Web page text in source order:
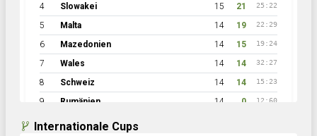
4 Slowakei 15 21 25:22
5 Malta 14 19 22:29
6 Mazedonien 14 15 19:24
7 Wales 14 14 32:27
8 Schweiz 14 14 15:23
9 Rumänien 14 0 12:60
Internationale Cups